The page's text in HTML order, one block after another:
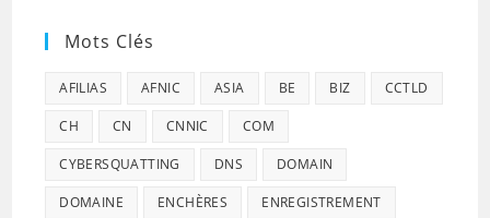
Mots Clés
AFILIAS AFNIC ASIA BE BIZ CCTLD
CH CN CNNIC COM
CYBERSQUATTING DNS DOMAIN
DOMAINE ENCHÈRES ENREGISTREMENT